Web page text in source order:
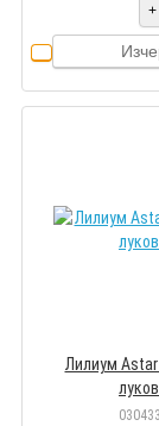
+
Лилиум